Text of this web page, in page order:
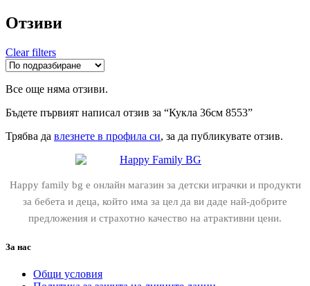
Отзиви
Clear filters
Все още няма отзиви.
Бъдете първият написал отзив за “Кукла 36см 8553”
Трябва да влезнете в профила си, за да публикувате отзив.
Happy family bg е онлайн магазин за детски играчки и продукти
за бебета и деца, който има за цел да ви даде най-добрите
предложения и страхотно качество на атрактивни цени.
За нас
Общи условия